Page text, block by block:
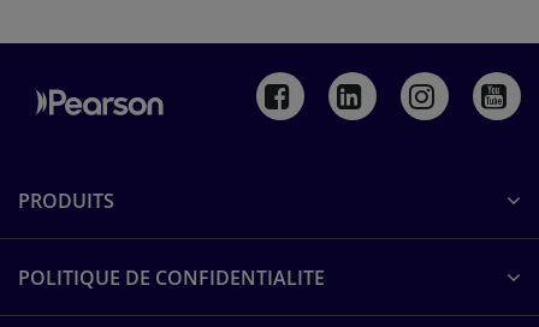
PRODUITS
POLITIQUE DE CONFIDENTIALITE